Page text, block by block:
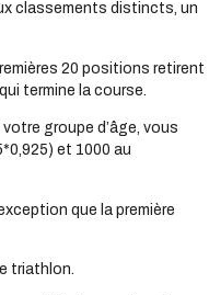
classements distincts, un
20 positions retirent
termine la course.
groupe d’âge, vous
et 1000 au
que la première
triathlon.